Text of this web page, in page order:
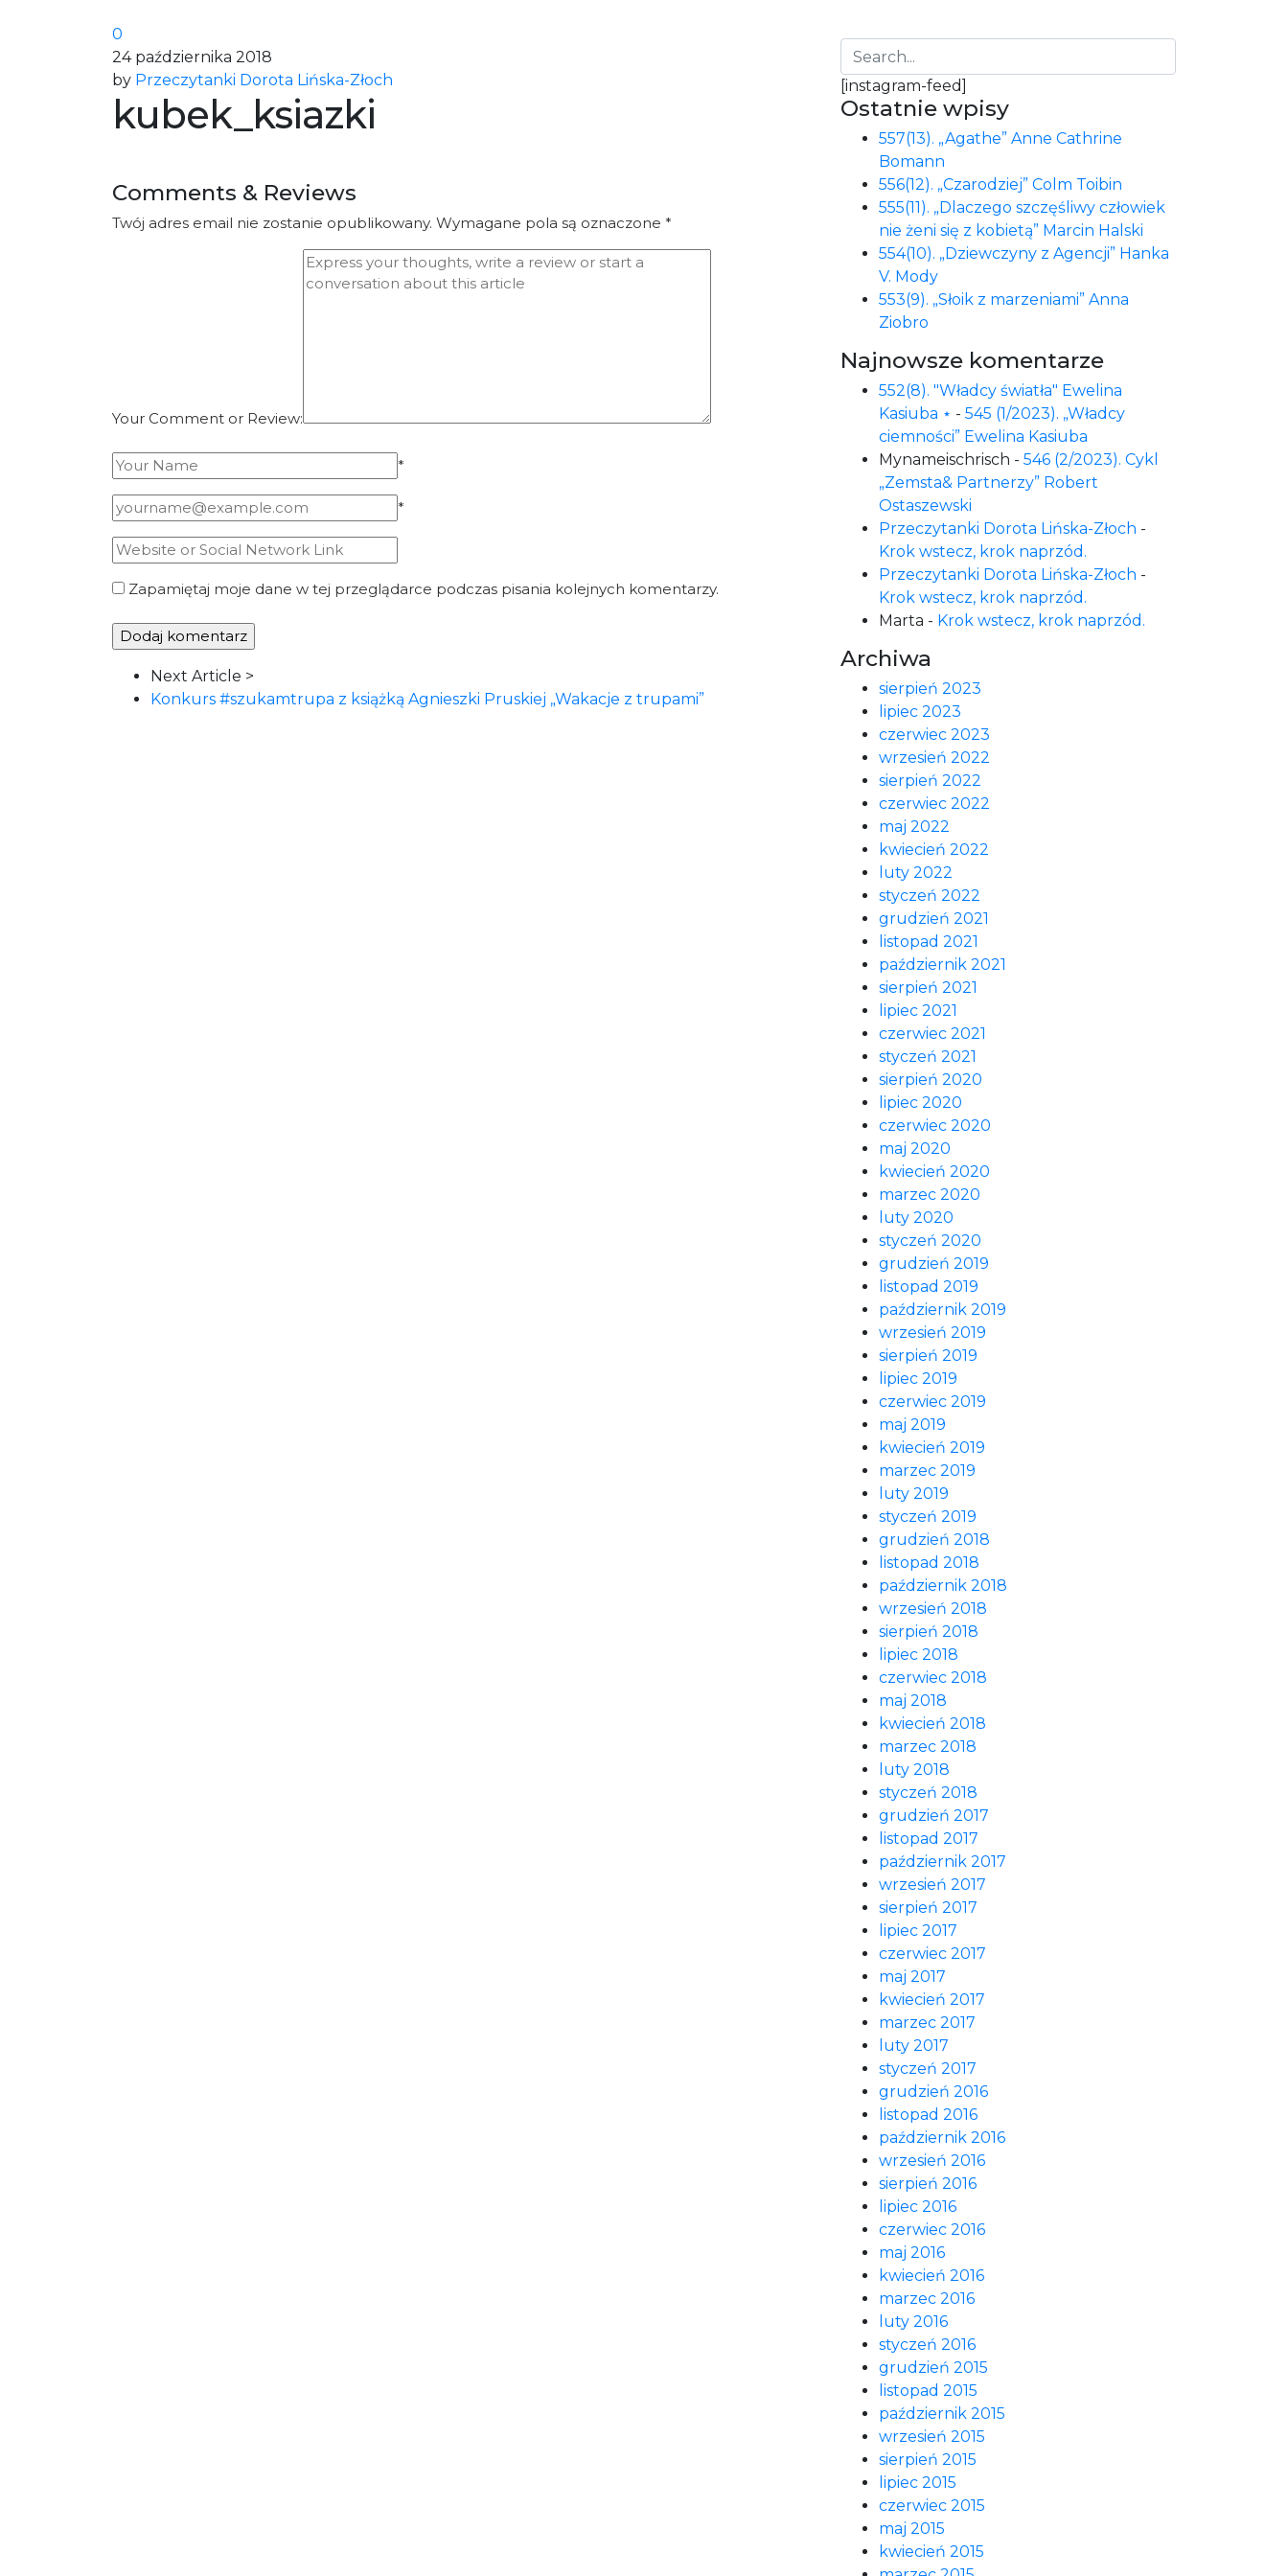
0
24 października 2018
by Przeczytanki Dorota Lińska-Złoch
kubek_ksiazki
Comments & Reviews
Twój adres email nie zostanie opublikowany. Wymagane pola są oznaczone *
Your Comment or Review:
*
*
Zapamiętaj moje dane w tej przeglądarce podczas pisania kolejnych komentarzy.
Article
Navigation
Next Article >
Konkurs #szukamtrupa z książką Agnieszki Pruskiej „Wakacje z trupami”
[instagram-feed]
Ostatnie wpisy
557(13). „Agathe” Anne Cathrine
Bomann
556(12). „Czarodziej” Colm Toibin
555(11). „Dlaczego szczęśliwy człowiek
nie żeni się z kobietą” Marcin Halski
554(10). „Dziewczyny z Agencji” Hanka
V. Mody
553(9). „Słoik z marzeniami” Anna
Ziobro
Najnowsze komentarze
552(8). "Władcy światła" Ewelina
Kasiuba ⋆ - 545 (1/2023). „Władcy
ciemności” Ewelina Kasiuba
Mynameischrisch - 546 (2/2023). Cykl
„Zemsta& Partnerzy” Robert
Ostaszewski
Przeczytanki Dorota Lińska-Złoch -
Krok wstecz, krok naprzód.
Przeczytanki Dorota Lińska-Złoch -
Krok wstecz, krok naprzód.
Marta - Krok wstecz, krok naprzód.
Archiwa
sierpień 2023
lipiec 2023
czerwiec 2023
wrzesień 2022
sierpień 2022
czerwiec 2022
maj 2022
kwiecień 2022
luty 2022
styczeń 2022
grudzień 2021
listopad 2021
październik 2021
sierpień 2021
lipiec 2021
czerwiec 2021
styczeń 2021
sierpień 2020
lipiec 2020
czerwiec 2020
maj 2020
kwiecień 2020
marzec 2020
luty 2020
styczeń 2020
grudzień 2019
listopad 2019
październik 2019
wrzesień 2019
sierpień 2019
lipiec 2019
czerwiec 2019
maj 2019
kwiecień 2019
marzec 2019
luty 2019
styczeń 2019
grudzień 2018
listopad 2018
październik 2018
wrzesień 2018
sierpień 2018
lipiec 2018
czerwiec 2018
maj 2018
kwiecień 2018
marzec 2018
luty 2018
styczeń 2018
grudzień 2017
listopad 2017
październik 2017
wrzesień 2017
sierpień 2017
lipiec 2017
czerwiec 2017
maj 2017
kwiecień 2017
marzec 2017
luty 2017
styczeń 2017
grudzień 2016
listopad 2016
październik 2016
wrzesień 2016
sierpień 2016
lipiec 2016
czerwiec 2016
maj 2016
kwiecień 2016
marzec 2016
luty 2016
styczeń 2016
grudzień 2015
listopad 2015
październik 2015
wrzesień 2015
sierpień 2015
lipiec 2015
czerwiec 2015
maj 2015
kwiecień 2015